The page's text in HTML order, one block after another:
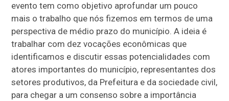
evento tem como objetivo aprofundar um pouco
mais o trabalho que nós fizemos em termos de uma
perspectiva de médio prazo do município. A ideia é
trabalhar com dez vocações econômicas que
identificamos e discutir essas potencialidades com
atores importantes do município, representantes dos
setores produtivos, da Prefeitura e da sociedade civil,
para chegar a um consenso sobre a importância